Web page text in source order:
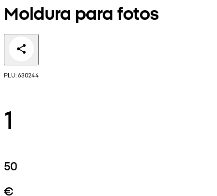
Moldura para fotos
PLU: 630244
1
50
€